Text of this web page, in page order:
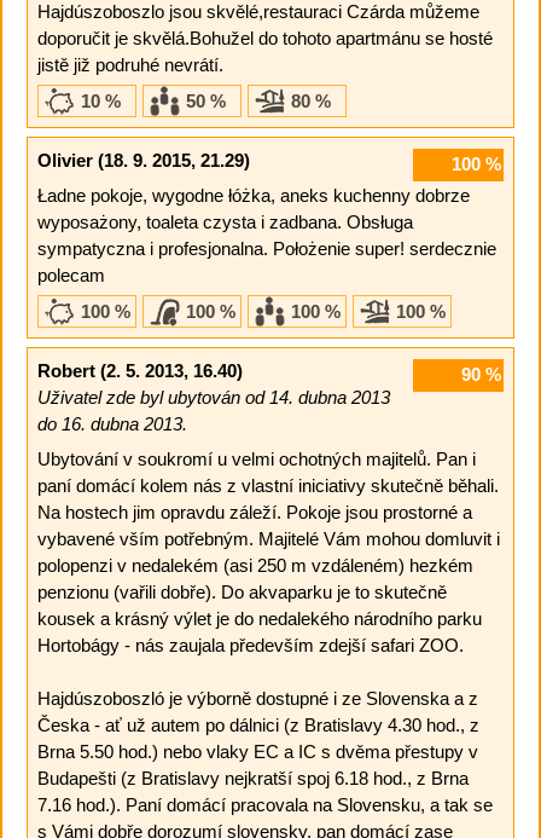
Hajdúszoboszlo jsou skvělé,restauraci Czárda můžeme
doporučit je skvělá.Bohužel do tohoto apartmánu se hosté
jistě již podruhé nevrátí.
10 %
50 % 80 %
100%
Olivier(18. 9. 2015, 21.29)
Ładne pokoje, wygodne łóżka, aneks kuchenny dobrze
wyposażony, toaleta czysta i zadbana. Obsługa
sympatyczna i profesjonalna. Położenie super! serdecznie
polecam
100 %
100 % 100 % 100 %
90%
Robert(2. 5. 2013, 16.40)
Uživatel zde byl ubytován od 14. dubna 2013
do 16. dubna 2013.
Ubytování v soukromí u velmi ochotných majitelů. Pan i
paní domácí kolem nás z vlastní iniciativy skutečně běhali.
Na hostech jim opravdu záleží. Pokoje jsou prostorné a
vybavené vším potřebným. Majitelé Vám mohou domluvit i
polopenzi v nedalekém (asi 250 m vzdáleném) hezkém
penzionu (vařili dobře). Do akvaparku je to skutečně
kousek a krásný výlet je do nedalekého národního parku
Hortobágy - nás zaujala především zdejší safari ZOO.
Hajdúszoboszló je výborně dostupné i ze Slovenska a z
Česka - ať už autem po dálnici (z Bratislavy 4.30 hod., z
Brna 5.50 hod.) nebo vlaky EC a IC s dvěma přestupy v
Budapešti (z Bratislavy nejkratší spoj 6.18 hod., z Brna
7.16 hod.). Paní domácí pracovala na Slovensku, a tak se
s Vámi dobře dorozumí slovensky, pan domácí zase